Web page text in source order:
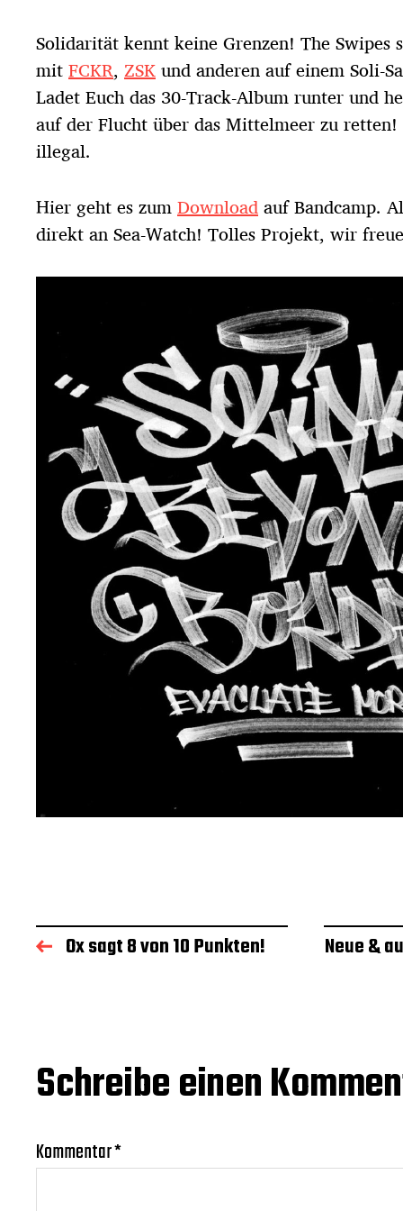
a
g
s
d
a
t
u
Solidarität kennt keine Grenzen! The Swipes
mitFCKR, ZSKund anderen auf einem Soli-
Ladet Euch das 30-Track-Album runter und
auf der Flucht über das Mittelmeer zu
illegal.
Hier geht es zumDownloadauf Bandcamp.
direkt an Sea-Watch! Tolles Projekt, wir
Ox sagt 8 von 10 Punkten! Neue &
Schreibe einen
Kommentar*